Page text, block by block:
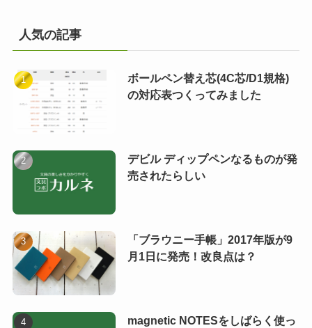
人気の記事
ボールペン替え芯(4C芯/D1規格)
の対応表つくってみました
デビル ディップペンなるものが発
売されたらしい
「ブラウニー手帳」2017年版が9
月1日に発売！改良点は？
magnetic NOTESをしばらく使っ